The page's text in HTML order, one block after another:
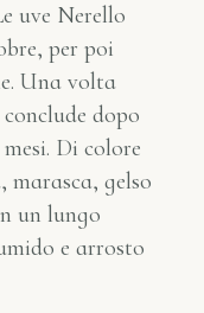
uve Nerello
per poi
Una volta
dopo
Di colore
marasca, gelso
un lungo
e arrosto